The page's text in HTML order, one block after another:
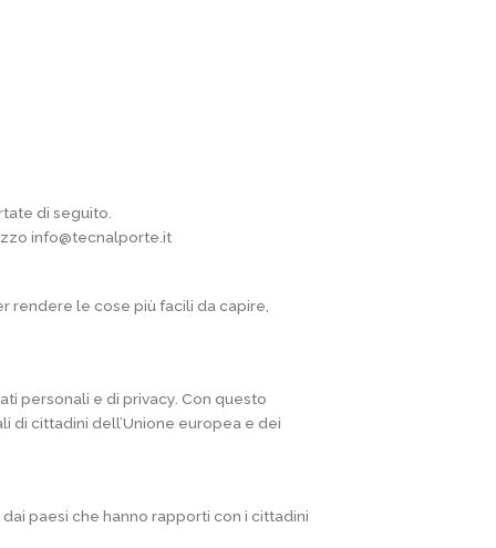
di seguito.
info@tecnalporte.it
rendere le cose più facili da capire,
personali e di privacy. Con questo
cittadini dell’Unione europea e dei
paesi che hanno rapporti con i cittadini